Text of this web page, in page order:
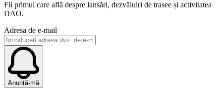
Fii primul care află despre lansări, dezvăluiri de trasee și activitatea
DAO.
Adresa de e-mail
Anunță-mă